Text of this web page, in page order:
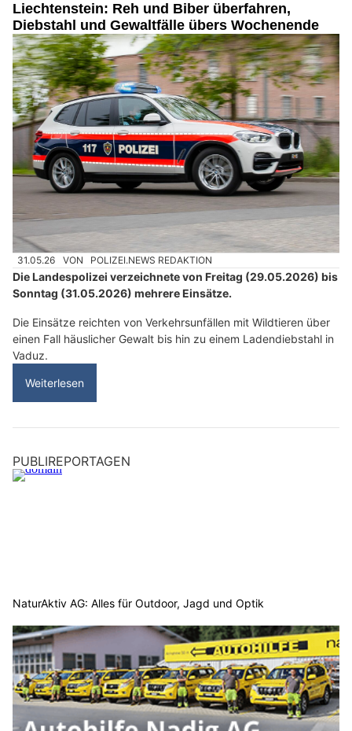
Liechtenstein: Reh und Biber überfahren,
Diebstahl und Gewaltfälle übers Wochenende
31.05.26 VON POLIZEI.NEWS REDAKTION
Die Landespolizei verzeichnete von Freitag (29.05.2026) bis
Sonntag (31.05.2026) mehrere Einsätze.
Die Einsätze reichten von Verkehrsunfällen mit Wildtieren über
einen Fall häuslicher Gewalt bis hin zu einem Ladendiebstahl in
Vaduz.
Weiterlesen
PUBLIREPORTAGEN
NaturAktiv AG: Alles für Outdoor, Jagd und Optik